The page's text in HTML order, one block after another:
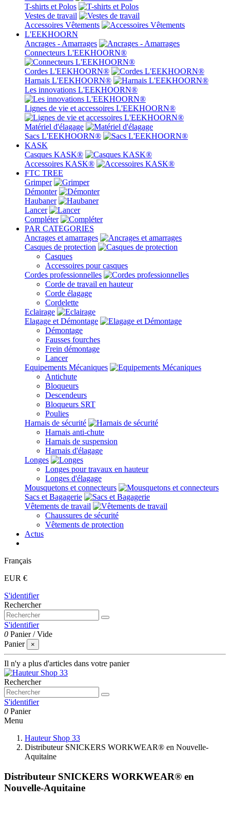
T-shirts et Polos
Vestes de travail
Accessoires Vêtements
L'EEKHOORN
Ancrages - Amarrages
Connecteurs L'EEKHOORN®
Cordes L'EEKHOORN®
Harnais L'EEKHOORN®
Les innovations L'EEKHOORN®
Lignes de vie et accessoires L'EEKHOORN®
Matériel d'élagage
Sacs L'EEKHOORN®
KASK
Casques KASK®
Accessoires KASK®
FTC TREE
Grimper
Démonter
Haubaner
Lancer
Compléter
PAR CATEGORIES
Ancrages et amarrages
Casques de protection
Casques
Accessoires pour casques
Cordes professionnelles
Corde de travail en hauteur
Corde élagage
Cordelette
Eclairage
Elagage et Démontage
Démontage
Fausses fourches
Frein démontage
Lancer
Equipements Mécaniques
Antichute
Bloqueurs
Descendeurs
Bloqueurs SRT
Poulies
Harnais de sécurité
Harnais anti-chute
Harnais de suspension
Harnais d'élagage
Longes
Longes pour travaux en hauteur
Longes d'élagage
Mousquetons et connecteurs
Sacs et Bagagerie
Vêtements de travail
Chaussures de sécurité
Vêtements de protection
Actus
Français
EUR €
S'identifier
Rechercher
S'identifier
0 Panier /Vide
Panier
×
Il n'y a plus d'articles dans votre panier
Rechercher
S'identifier
0 Panier
Menu
Hauteur Shop 33
Distributeur SNICKERS WORKWEAR® en Nouvelle-
Aquitaine
Distributeur SNICKERS WORKWEAR® en
Nouvelle-Aquitaine